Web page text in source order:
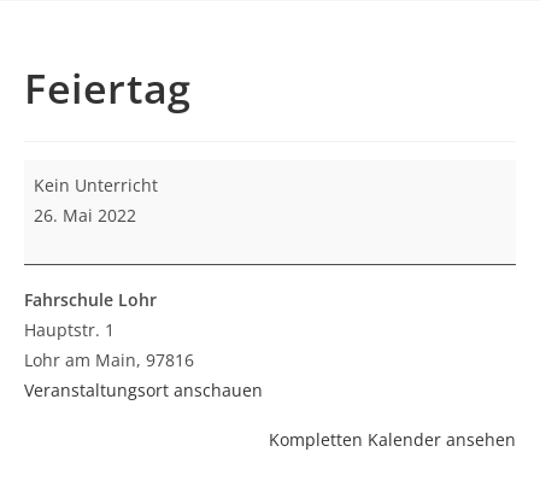
Feiertag
Feiertag
Kein Unterricht
26. Mai 2022
Fahrschule Lohr
Hauptstr. 1
Lohr am Main, 97816
Veranstaltungsort anschauen
Kompletten Kalender ansehen